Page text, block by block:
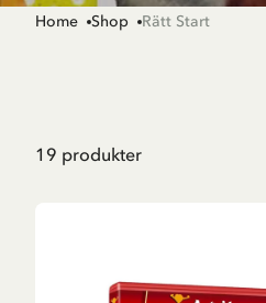
Home Shop Rätt Start
19 produkter